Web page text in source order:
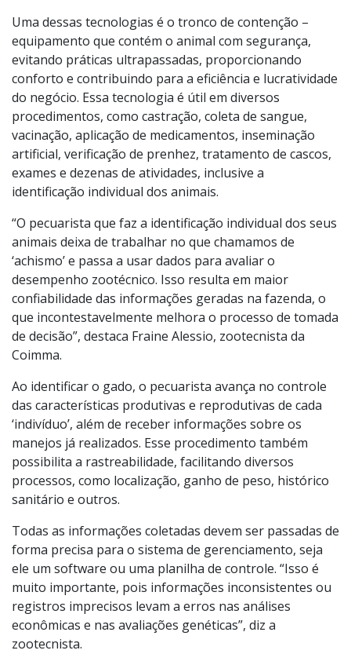
Uma dessas tecnologias é o tronco de contenção –
equipamento que contém o animal com segurança,
evitando práticas ultrapassadas, proporcionando
conforto e contribuindo para a eficiência e lucratividade
do negócio. Essa tecnologia é útil em diversos
procedimentos, como castração, coleta de sangue,
vacinação, aplicação de medicamentos, inseminação
artificial, verificação de prenhez, tratamento de cascos,
exames e dezenas de atividades, inclusive a
identificação individual dos animais.
“O pecuarista que faz a identificação individual dos seus
animais deixa de trabalhar no que chamamos de
‘achismo’ e passa a usar dados para avaliar o
desempenho zootécnico. Isso resulta em maior
confiabilidade das informações geradas na fazenda, o
que incontestavelmente melhora o processo de tomada
de decisão”, destaca Fraine Alessio, zootecnista da
Coimma.
Ao identificar o gado, o pecuarista avança no controle
das características produtivas e reprodutivas de cada
‘indivíduo’, além de receber informações sobre os
manejos já realizados. Esse procedimento também
possibilita a rastreabilidade, facilitando diversos
processos, como localização, ganho de peso, histórico
sanitário e outros.
Todas as informações coletadas devem ser passadas de
forma precisa para o sistema de gerenciamento, seja
ele um software ou uma planilha de controle. “Isso é
muito importante, pois informações inconsistentes ou
registros imprecisos levam a erros nas análises
econômicas e nas avaliações genéticas”, diz a
zootecnista.